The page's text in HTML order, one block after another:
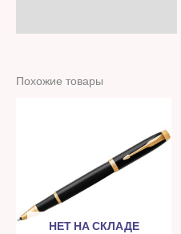
Похожие товары
НЕТ НА СКЛАДЕ